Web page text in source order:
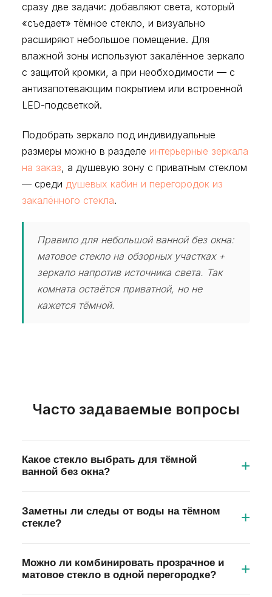
сразу две задачи: добавляют света, который
«съедает» тёмное стекло, и визуально
расширяют небольшое помещение. Для
влажной зоны используют закалённое зеркало
с защитой кромки, а при необходимости — с
антизапотевающим покрытием или встроенной
LED-подсветкой.
Подобрать зеркало под индивидуальные
размеры можно в разделе интерьерные зеркала
на заказ, а душевую зону с приватным стеклом
— среди душевых кабин и перегородок из
закалённого стекла.
Правило для небольшой ванной без окна:
матовое стекло на обзорных участках +
зеркало напротив источника света. Так
комната остаётся приватной, но не
кажется тёмной.
Часто задаваемые вопросы
Какое стекло выбрать для тёмной
ванной без окна?
светопропускание при полной приватности.
ощущение тяжёлого пространства, поэтому его
лучше использовать фрагментарно, в сочетании
с прозрачными участками и зеркалами.
Заметны ли следы от воды на тёмном
стекле?
разводы заметны сильнее, чем на прозрачном
или матовом. Снизить проблему помогает
Можно ли комбинировать прозрачное и
матовое стекло в одной перегородке?